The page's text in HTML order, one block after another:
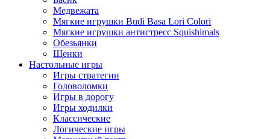
Медвежата
Мягкие игрушки Budi Basa Lori Colori
Мягкие игрушки антистресс Squishimals
Обезьянки
Щенки
Настольные игры
Игры стратегии
Головоломки
Игры в дорогу
Игры ходилки
Классические
Логические игры